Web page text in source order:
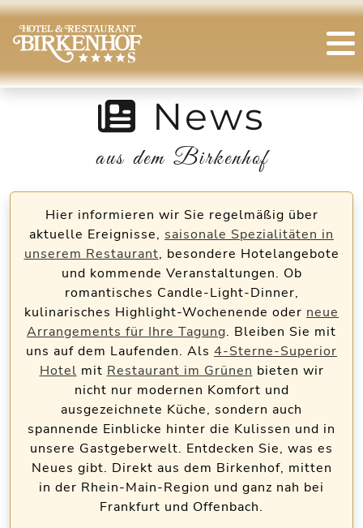
News
aus dem Birkenhof
Hier informieren wir Sie regelmäßig über
aktuelle Ereignisse, saisonale Spezialitäten in
unserem Restaurant, besondere Hotelangebote
und kommende Veranstaltungen. Ob
romantisches Candle-Light-Dinner,
kulinarisches Highlight-Wochenende oder neue
Arrangements für Ihre Tagung. Bleiben Sie mit
uns auf dem Laufenden. Als 4-Sterne-Superior
Hotel mit Restaurant im Grünen bieten wir
nicht nur modernen Komfort und
ausgezeichnete Küche, sondern auch
spannende Einblicke hinter die Kulissen und in
unsere Gastgeberwelt. Entdecken Sie, was es
Neues gibt. Direkt aus dem Birkenhof, mitten
in der Rhein-Main-Region und ganz nah bei
Frankfurt und Offenbach.